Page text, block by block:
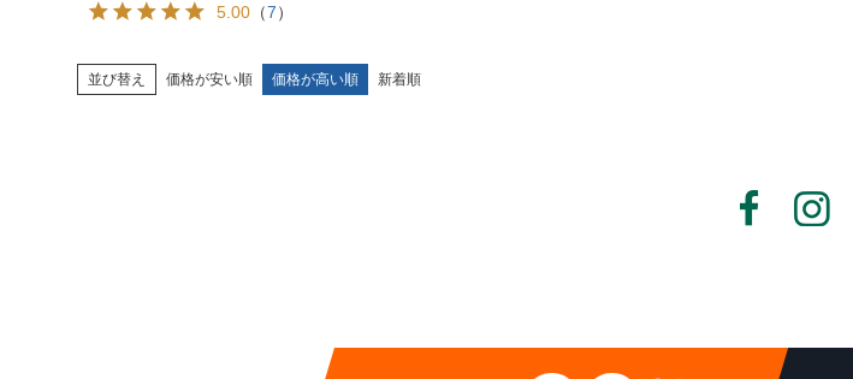
5.00 （7）
並び替え 価格が安い順 価格が高い順 新着順